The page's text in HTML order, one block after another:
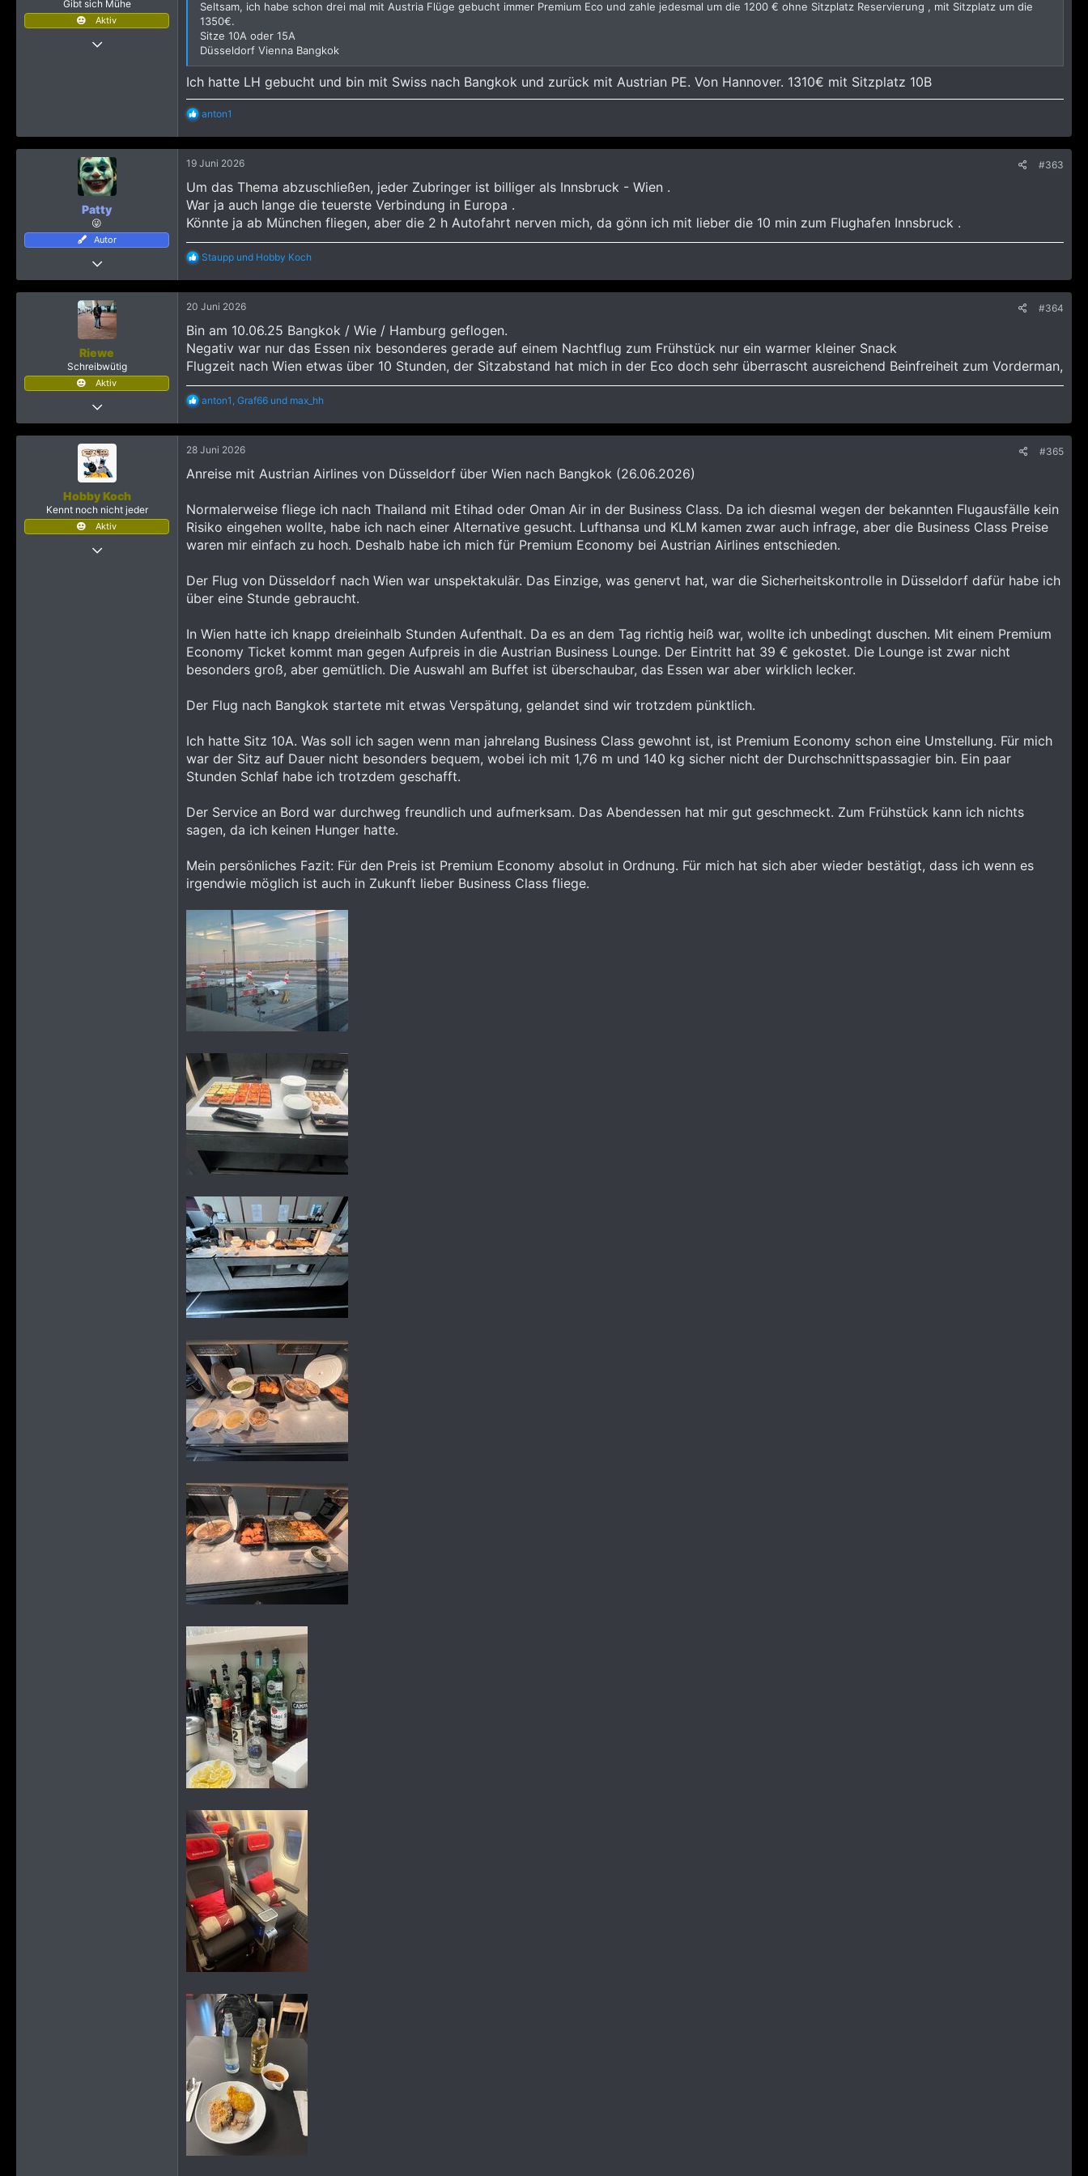
Gibt sich Mühe
Aktiv
24 Oktober 2022
Seltsam, ich habe schon drei mal mit Austria Flüge gebucht immer Premium Eco und zahle jedesmal um die 1200 € ohne Sitzplatz Reservierung , mit Sitzplatz um die
1350€.
Sitze 10A oder 15A
Düsseldorf Vienna Bangkok
Ich hatte LH gebucht und bin mit Swiss nach Bangkok und zurück mit Austrian PE. Von Hannover. 1310€ mit Sitzplatz 10B
R
a
k
t
o
n
n
:
anton1
Patty
😜
Autor
22 Dezember 2011
11.786
19 Juni 2026 #363
Um das Thema abzuschließen, jeder Zubringer ist billiger als Innsbruck - Wien .
War ja auch lange die teuerste Verbindung in Europa .
Könnte ja ab München fliegen, aber die 2 h Autofahrt nerven mich, da gönn ich mit lieber die 10 min zum Flughafen Innsbruck .
R
a
k
t
o
n
e
n
:
Staupp und Hobby Koch
Riewe
Schreibwütig
Aktiv
979
20 Juni 2026 #364
Bin am 10.06.25 Bangkok / Wie / Hamburg geflogen.
Negativ war nur das Essen nix besonderes gerade auf einem Nachtflug zum Frühstück nur ein warmer kleiner Snack
Flugzeit nach Wien etwas über 10 Stunden, der Sitzabstand hat mich in der Eco doch sehr überrascht ausreichend Beinfreiheit zum Vorderman,
R
a
k
t
o
n
:
anton1 , Graf66 und max_hh
Hobby Koch
Kennt noch nicht jeder
Aktiv
16 November 2024
28 Juni 2026 #365
Anreise mit Austrian Airlines von Düsseldorf über Wien nach Bangkok (26.06.2026)
Normalerweise fliege ich nach Thailand mit Etihad oder Oman Air in der Business Class. Da ich diesmal wegen der bekannten Flugausfälle kein
Risiko eingehen wollte, habe ich nach einer Alternative gesucht. Lufthansa und KLM kamen zwar auch infrage, aber die Business Class Preise
waren mir einfach zu hoch. Deshalb habe ich mich für Premium Economy bei Austrian Airlines entschieden.
Der Flug von Düsseldorf nach Wien war unspektakulär. Das Einzige, was genervt hat, war die Sicherheitskontrolle in Düsseldorf dafür habe ich
über eine Stunde gebraucht.
In Wien hatte ich knapp dreieinhalb Stunden Aufenthalt. Da es an dem Tag richtig heiß war, wollte ich unbedingt duschen. Mit einem Premium
Economy Ticket kommt man gegen Aufpreis in die Austrian Business Lounge. Der Eintritt hat 39 € gekostet. Die Lounge ist zwar nicht
besonders groß, aber gemütlich. Die Auswahl am Buffet ist überschaubar, das Essen war aber wirklich lecker.
Der Flug nach Bangkok startete mit etwas Verspätung, gelandet sind wir trotzdem pünktlich.
Ich hatte Sitz 10A. Was soll ich sagen wenn man jahrelang Business Class gewohnt ist, ist Premium Economy schon eine Umstellung. Für mich
war der Sitz auf Dauer nicht besonders bequem, wobei ich mit 1,76 m und 140 kg sicher nicht der Durchschnittspassagier bin. Ein paar
Stunden Schlaf habe ich trotzdem geschafft.
Der Service an Bord war durchweg freundlich und aufmerksam. Das Abendessen hat mir gut geschmeckt. Zum Frühstück kann ich nichts
sagen, da ich keinen Hunger hatte.
Mein persönliches Fazit: Für den Preis ist Premium Economy absolut in Ordnung. Für mich hat sich aber wieder bestätigt, dass ich wenn es
irgendwie möglich ist auch in Zukunft lieber Business Class fliege.